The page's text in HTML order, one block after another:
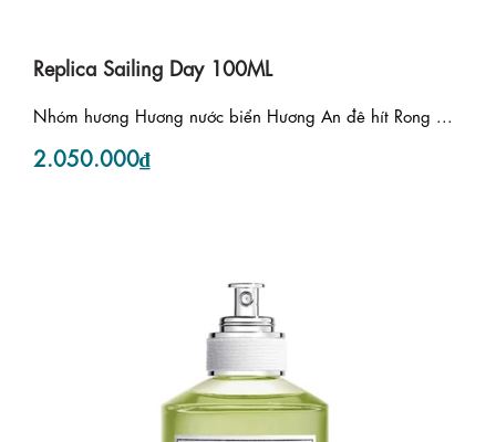
Replica Sailing Day 100ML
Nhóm hương Hương nước biển Hương An đê hít Rong ...
2.050.000₫